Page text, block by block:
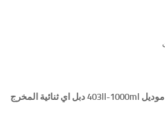
موديل 403II-1000mlدبل اي ثنائية المخرج